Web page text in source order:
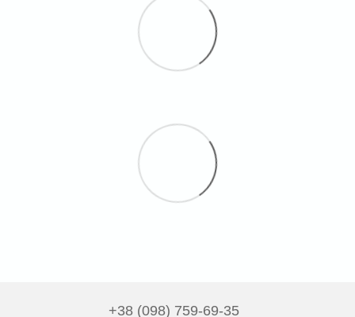
+38 (098) 759-69-35